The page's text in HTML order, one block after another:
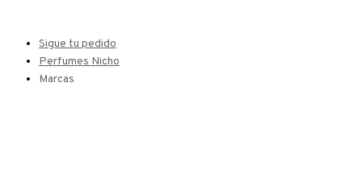
Sigue tu pedido
Perfumes Nicho
Marcas